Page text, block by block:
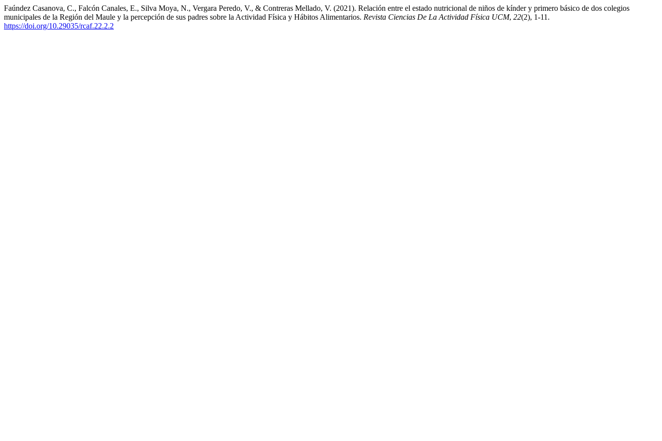
Faúndez Casanova, C., Falcón Canales, E., Silva Moya, N., Vergara Peredo, V., & Contreras Mellado, V. (2021). Relación entre el estado nutricional de niños de kínder y primero básico de dos colegios
municipales de la Región del Maule y la percepción de sus padres sobre la Actividad Física y Hábitos Alimentarios. Revista Ciencias De La Actividad Física UCM, 22(2), 1-11.
https://doi.org/10.29035/rcaf.22.2.2